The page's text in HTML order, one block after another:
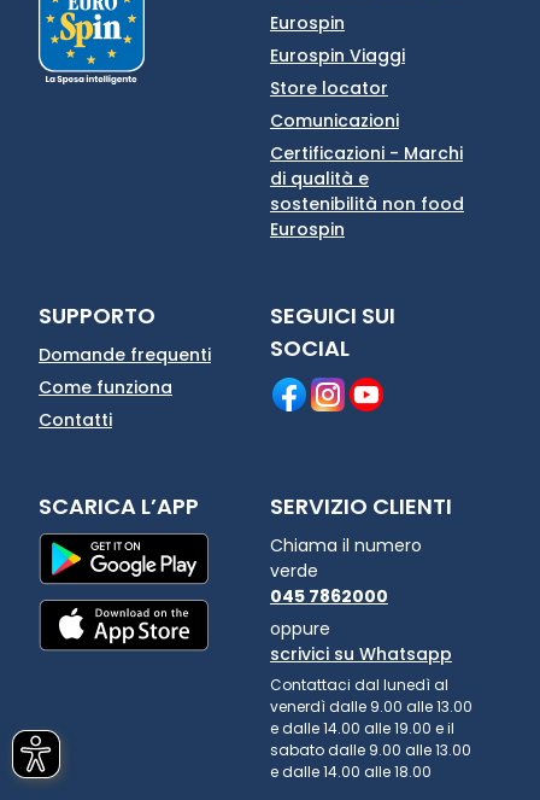
Eurospin
Eurospin Viaggi
Store locator
Comunicazioni
Certificazioni - Marchi
di qualità e
sostenibilità non food
Eurospin
SUPPORTO
Domande frequenti
Come funziona
Contatti
SEGUICI SUI
SOCIAL
SCARICA L’APP SERVIZIO CLIENTI
Chiama il numero
verde
045 7862000
oppure
scrivici su Whatsapp
Contattaci dal lunedì al
venerdì dalle 9.00 alle 13.00
e dalle 14.00 alle 19.00 e il
sabato dalle 9.00 alle 13.00
e dalle 14.00 alle 18.00